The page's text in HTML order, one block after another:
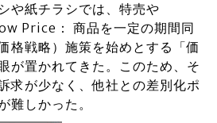
や紙チラシでは、特売や
Price： 商品を一定の期間同
格戦略）施策を始めとする「価
が置かれてきた。このため、そ
求が少なく、他社との差別化ポ
難しかった。